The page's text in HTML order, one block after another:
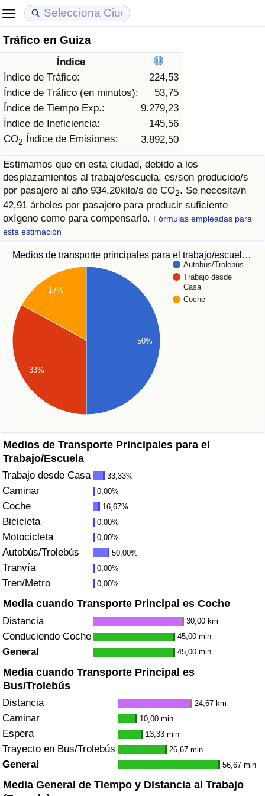
Tráfico en Guiza
Índice
Índice de Tráfico:
224,53
Índice de Tráfico (en minutos):
53,75
Índice de Tiempo Exp.:
9.279,23
Índice de Ineficiencia:
145,56
CO2 Índice de Emisiones: 3.892,50
Estimamos que en esta ciudad, debido a los
desplazamientos al trabajo/escuela, es/son producido/s
por pasajero al año 934,20kilo/s de CO2. Se necesita/n
42,91 árboles por pasajero para producir suficiente
oxígeno como para compensarlo. Fórmulas empleadas para
esta estimación
Medios de transporte principales para el trabajo/escuel…
Autobús/Trolebús
Trabajo desde
Casa
Coche
17%
33%
50%
Medios de Transporte Principales para el
Trabajo/Escuela
Trabajo desde Casa 33,33%
Caminar 0,00%
Coche 16,67%
Bicicleta 0,00%
Motocicleta 0,00%
Autobús/Trolebús 50,00%
Tranvía 0,00%
Tren/Metro 0,00%
Media cuando Transporte Principal es Coche
Distancia 30,00 km
Conduciendo Coche 45,00 min
General 45,00 min
Media cuando Transporte Principal es
Bus/Trolebús
Distancia 24,67 km
Caminar 10,00 min
Espera 13,33 min
Trayecto en Bus/Trolebús 26,67 min
General 56,67 min
Media General de Tiempo y Distancia al Trabajo
Coste de vida
Índice de Costo de Vida (Actual)
Índice de Costo de Vida
Índice de costo de vida por país
en aqaba
Precios de las propiedades
Índice de Precios de Inmuebles (Actual)
Índice de Precios de Inmuebles
Índice de Precios de Inmuebles por País
Calidad de Vida
Índice de Calidad de Vida
Índice de Calidad de Vida (Actual)
Índice de calidad de vida por país
Delincuencia
Calificación del Índice de Criminalidad
(Actual)
Índice de criminalidad por país
Sanidad
Índice de Sanidad (Actual)
Índice de Sanidad
Índice de Sanidad por País
Índice de Contaminación (Actual)
Índice de contaminación
Índice de Contaminación por País
Tráfico
Índice de Tráfico
Índice de Tráfico (Actual)
Índice de Tráfico por País